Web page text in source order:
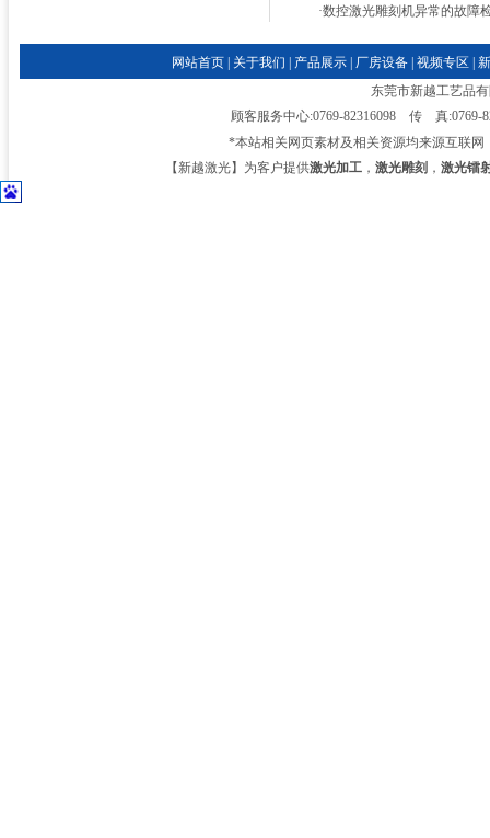
·数控激光雕刻机异常的故障
网站首页 关于我们 产品展示 厂房设备 视频专区
东莞市新越工艺品
顾客服务中心:0769-82316098 传 真:0769-
*本站相关网页素材及相关资源均来源互联
【新越激光】为客户提供激光加工 ， 激光雕刻 ， 激光镭